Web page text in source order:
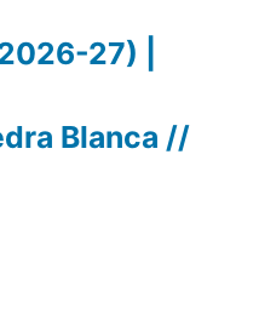
27) |
Blanca //